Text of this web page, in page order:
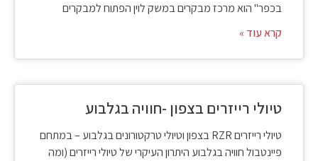
בכפר" הוא מרכז מבקרים במשק לוין הפתוח למבקרים
קרא עוד »
טיולי רייזרים בצפון -חוויה בגלבוע
טיולי רייזרים RZR בצפון וטיולי טרקטורונים בגלבוע – במתחם
פיינטבול חוויה בגלבוע היתרון העיקרי של טיולי רייזרים (ומה